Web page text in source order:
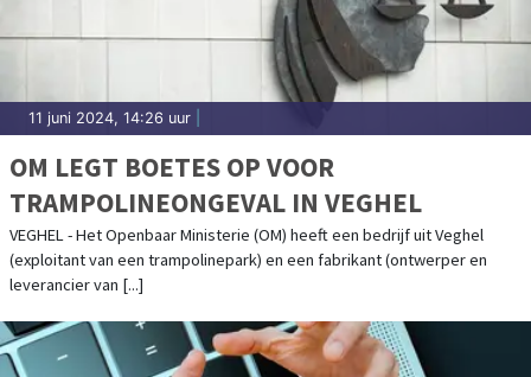
11 juni 2024, 14:26 uur
OM LEGT BOETES OP VOOR
TRAMPOLINEONGEVAL IN VEGHEL
VEGHEL - Het Openbaar Ministerie (OM) heeft een bedrijf uit Veghel
(exploitant van een trampolinepark) en een fabrikant (ontwerper en
leverancier van [...]